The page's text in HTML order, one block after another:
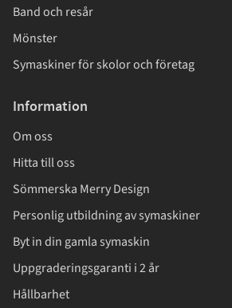
Band och resår
Mönster
Symaskiner för skolor och företag
Information
Om oss
Hitta till oss
Sömmerska Merry Design
Personlig utbildning av symaskiner
Byt in din gamla symaskin
Uppgraderingsgaranti i 2 år
Hållbarhet